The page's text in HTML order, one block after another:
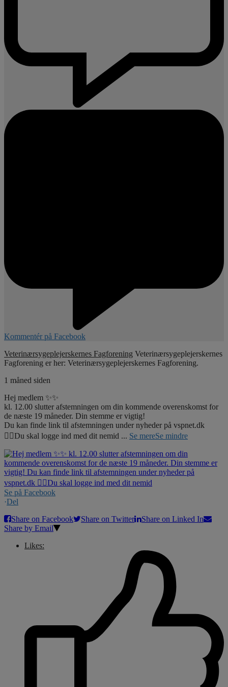
Kommentér på Facebook
Veterinærsygeplejerskernes Fagforening Veterinærsygeplejerskernes
Fagforening er her: Veterinærsygeplejerskernes Fagforening.
1 måned siden
Hej medlem ✨✨
kl. 12.00 slutter afstemningen om din kommende overenskomst for
de næste 19 måneder. Din stemme er vigtig!
Du kan finde link til afstemningen under nyheder på vspnet.dk
☝🏼Du skal logge ind med dit nemid ... Se mereSe mindre
Se på Facebook
·Del
Share on Facebook
Share on Twitter
Share on Linked In
Share by Email
Likes: